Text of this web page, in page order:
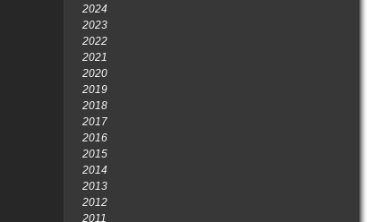
2024
2023
2022
2021
2020
2019
2018
2017
2016
2015
2014
2013
2012
2011